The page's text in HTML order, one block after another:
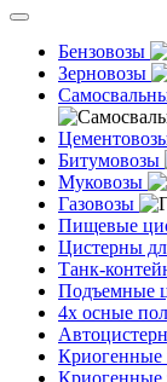
Бензовозы
Зерновозы
Битумовозы
Муковозы
Газовозы
Пищевые
Цистерны
Танк-
Подъемные
4х осные
Криогенные